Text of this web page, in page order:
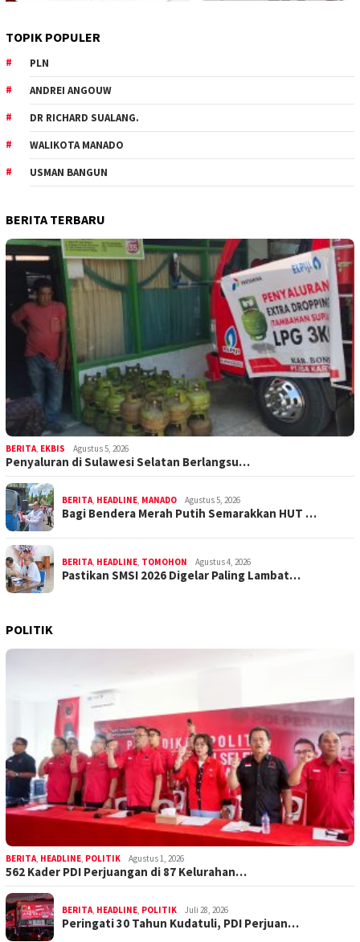
TOPIK POPULER
PLN
ANDREI ANGOUW
DR RICHARD SUALANG.
WALIKOTA MANADO
USMAN BANGUN
BERITA TERBARU
BERITA, EKBIS Agustus 5, 2026
Penyaluran di Sulawesi Selatan Berlangsu…
BERITA, HEADLINE, MANADO Agustus 5, 2026
Bagi Bendera Merah Putih Semarakkan HUT …
BERITA, HEADLINE, TOMOHON Agustus 4, 2026
Pastikan SMSI 2026 Digelar Paling Lambat…
POLITIK
BERITA, HEADLINE, POLITIK Agustus 1, 2026
562 Kader PDI Perjuangan di 87 Kelurahan…
BERITA, HEADLINE, POLITIK Juli 28, 2026
Peringati 30 Tahun Kudatuli, PDI Perjuan…